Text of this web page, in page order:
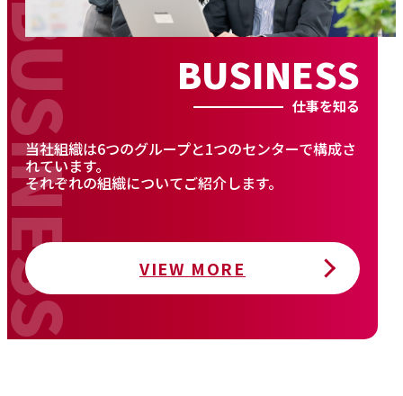
BUSINESS
仕事を知る
当社組織は6つのグループと1つのセンターで構成さ
れています。
それぞれの組織についてご紹介します。
VIEW MORE